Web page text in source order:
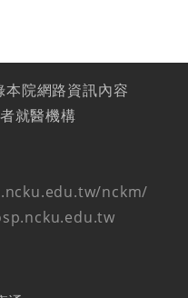
院網路資訊內容
就醫機構
nckm/